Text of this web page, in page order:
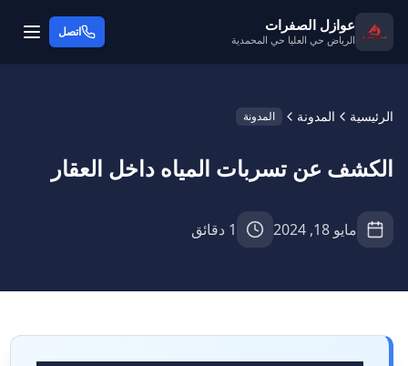
عوازل الصفرات
الرياض حي العليا حي المحمدية
اتصل
الرئيسية المدونة المدونة
الكشف عن تسربات المياه داخل العقار
مايو 18, 2024 1 دقائق